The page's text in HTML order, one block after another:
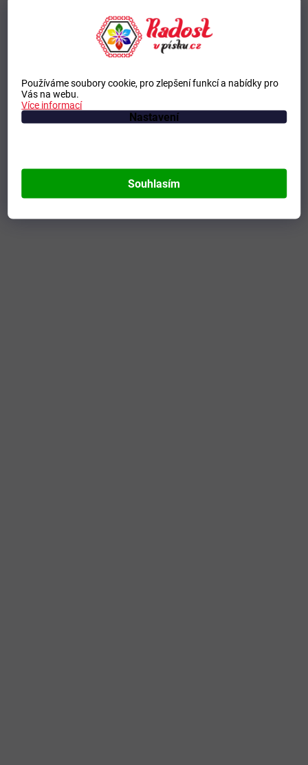
Používáme soubory cookie, pro zlepšení funkcí a nabídky pro
Vás na webu.
Více informací
Nastavení
Souhlasím